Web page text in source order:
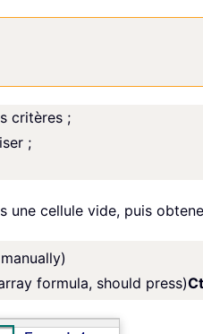
critères ;
;
une cellule vide, puis
formula, should press)